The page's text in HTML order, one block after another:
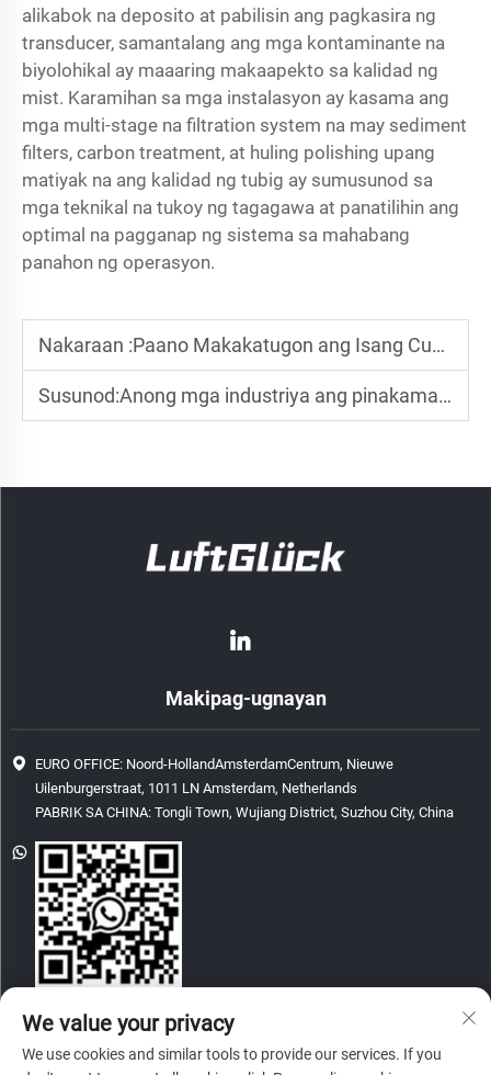
alikabok na deposito at pabilisin ang pagkasira ng
transducer, samantalang ang mga kontaminante na
biyolohikal ay maaaring makaapekto sa kalidad ng
mist. Karamihan sa mga instalasyon ay kasama ang
mga multi-stage na filtration system na may sediment
filters, carbon treatment, at huling polishing upang
matiyak na ang kalidad ng tubig ay sumusunod sa
mga teknikal na tukoy ng tagagawa at panatilihin ang
optimal na pagganap ng sistema sa mahabang
panahon ng operasyon.
Nakaraan :Paano Makakatugon ang Isang Customizable na Rotary Dehumidifier sa mga Natatanging Pangangailangan sa Kapaligiran?
Susunod:Anong mga industriya ang pinakamaraming nakikinabang mula sa isang Dehumidifier na Rotatory at Maaaring I-customize?
Makipag-ugnayan
EURO OFFICE: Noord-HollandAmsterdamCentrum, Nieuwe
Uilenburgerstraat, 1011 LN Amsterdam, Netherlands
PABRIK SA CHINA: Tongli Town, Wujiang District, Suzhou City, China
[email protected]
We value your privacy
We use cookies and similar tools to provide our services. If you